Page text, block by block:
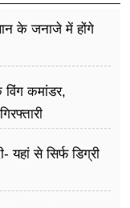
के जनाजे में होंगे
कमांडर,
यहां से सिर्फ डिग्री